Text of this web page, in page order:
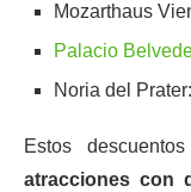
Mozarthaus
Palacio
Noria del
Estos
atracciones con